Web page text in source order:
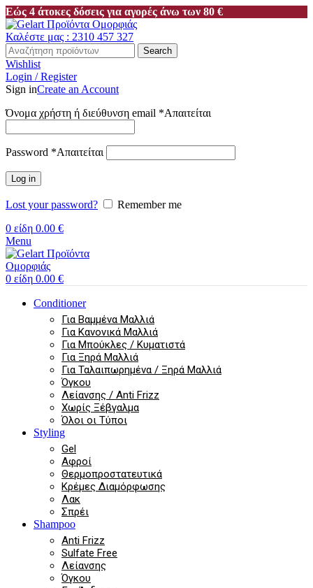
Εώς 4 άτοκες δόσεις για αγορές άνω των 80 €
Καλέστε μας : 2310 457 327
Search
Wishlist
Login / Register
Sign inCreate an Account
Όνομα χρήστη ή διεύθυνση email *Απαιτείται
Password *Απαιτείται
Log in
Lost your password?
Remember me
0 είδη 0.00 €
Menu
0 είδη 0.00 €
Conditioner
Για Βαμμένα Μαλλιά
Για Κανονικά Μαλλιά
Για Μπούκλες / Κυματιστά
Για Ξηρά Μαλλιά
Για Ταλαιπωρημένα / Ξηρά Μαλλιά
Όγκου
Λείανσης / Anti Frizz
Χωρίς Ξέβγαλμα
Όλοι οι Τύποι
Styling
Gel
Αφροί
Θερμοπροστατευτικά
Κρέμες Διαμόρφωσης
Λακ
Σπρέι
Shampoo
Anti Frizz
Sulfate Free
Λείανσης
Όγκου